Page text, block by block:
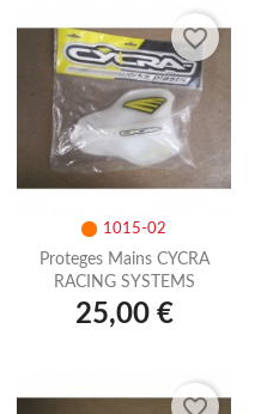
1015-02
Proteges Mains CYCRA
RACING SYSTEMS
25,00 €
favorite_border
favorite_border